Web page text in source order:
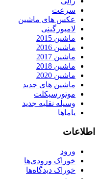
سرعت
عکس های ماشین
لامبورگینی
ماشین 2015
ماشین 2016
ماشین 2017
ماشین 2018
ماشین 2020
ماشین های جدید
موتورسیکلت
وسیله نقلیه جدید
یاماها
اطلاعات
ورود
خوراک ورودی‌ها
خوراک دیدگاه‌ها